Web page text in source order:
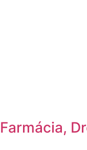
Farmácia,